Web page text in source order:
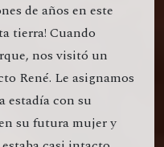
de años en este
tierra! Cuando
nos visitó un
René. Le asignamos
estadía con su
su futura mujer y